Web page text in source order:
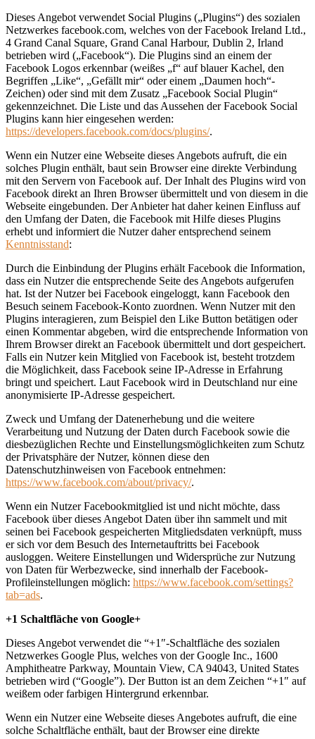
Dieses Angebot verwendet Social Plugins („Plugins“) des sozialen
Netzwerkes facebook.com, welches von der Facebook Ireland Ltd.,
4 Grand Canal Square, Grand Canal Harbour, Dublin 2, Irland
betrieben wird („Facebook“). Die Plugins sind an einem der
Facebook Logos erkennbar (weißes „f“ auf blauer Kachel, den
Begriffen „Like“, „Gefällt mir“ oder einem „Daumen hoch“-
Zeichen) oder sind mit dem Zusatz „Facebook Social Plugin“
gekennzeichnet. Die Liste und das Aussehen der Facebook Social
Plugins kann hier eingesehen werden:
https://developers.facebook.com/docs/plugins/.
Wenn ein Nutzer eine Webseite dieses Angebots aufruft, die ein
solches Plugin enthält, baut sein Browser eine direkte Verbindung
mit den Servern von Facebook auf. Der Inhalt des Plugins wird von
Facebook direkt an Ihren Browser übermittelt und von diesem in die
Webseite eingebunden. Der Anbieter hat daher keinen Einfluss auf
den Umfang der Daten, die Facebook mit Hilfe dieses Plugins
erhebt und informiert die Nutzer daher entsprechend seinem
Kenntnisstand:
Durch die Einbindung der Plugins erhält Facebook die Information,
dass ein Nutzer die entsprechende Seite des Angebots aufgerufen
hat. Ist der Nutzer bei Facebook eingeloggt, kann Facebook den
Besuch seinem Facebook-Konto zuordnen. Wenn Nutzer mit den
Plugins interagieren, zum Beispiel den Like Button betätigen oder
einen Kommentar abgeben, wird die entsprechende Information von
Ihrem Browser direkt an Facebook übermittelt und dort gespeichert.
Falls ein Nutzer kein Mitglied von Facebook ist, besteht trotzdem
die Möglichkeit, dass Facebook seine IP-Adresse in Erfahrung
bringt und speichert. Laut Facebook wird in Deutschland nur eine
anonymisierte IP-Adresse gespeichert.
Zweck und Umfang der Datenerhebung und die weitere
Verarbeitung und Nutzung der Daten durch Facebook sowie die
diesbezüglichen Rechte und Einstellungsmöglichkeiten zum Schutz
der Privatsphäre der Nutzer, können diese den
Datenschutzhinweisen von Facebook entnehmen:
https://www.facebook.com/about/privacy/.
Wenn ein Nutzer Facebookmitglied ist und nicht möchte, dass
Facebook über dieses Angebot Daten über ihn sammelt und mit
seinen bei Facebook gespeicherten Mitgliedsdaten verknüpft, muss
er sich vor dem Besuch des Internetauftritts bei Facebook
ausloggen. Weitere Einstellungen und Widersprüche zur Nutzung
von Daten für Werbezwecke, sind innerhalb der Facebook-
Profileinstellungen möglich: https://www.facebook.com/settings?
tab=ads.
+1 Schaltfläche von Google+
Dieses Angebot verwendet die “+1″-Schaltfläche des sozialen
Netzwerkes Google Plus, welches von der Google Inc., 1600
Amphitheatre Parkway, Mountain View, CA 94043, United States
betrieben wird (“Google”). Der Button ist an dem Zeichen “+1″ auf
weißem oder farbigen Hintergrund erkennbar.
Wenn ein Nutzer eine Webseite dieses Angebotes aufruft, die eine
solche Schaltfläche enthält, baut der Browser eine direkte